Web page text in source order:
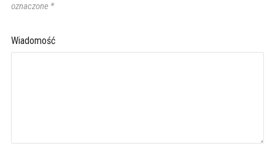
oznaczone *
Wiadomość